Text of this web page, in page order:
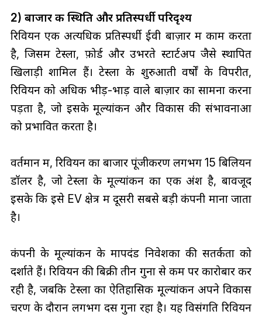
2) बाजार की स्थिति और प्रतिस्पर्धी परिदृश्य
रिवियन एक अत्यधिक प्रतिस्पर्धी ईवी बाज़ार में काम करता
है, जिसमें टेस्ला, फ़ोर्ड और उभरते स्टार्टअप जैसे स्थापित
खिलाड़ी शामिल हैं। टेस्ला के शुरुआती वर्षों के विपरीत,
रिवियन को अधिक भीड़-भाड़ वाले बाज़ार का सामना करना
पड़ता है, जो इसके मूल्यांकन और विकास की संभावनाओं
को प्रभावित करता है।
वर्तमान में, रिवियन का बाजार पूंजीकरण लगभग 15 बिलियन
डॉलर है, जो टेस्ला के मूल्यांकन का एक अंश है, बावजूद
इसके कि इसे EV क्षेत्र में दूसरी सबसे बड़ी कंपनी माना जाता
है।
कंपनी के मूल्यांकन के मापदंड निवेशकों की सतर्कता को
दर्शाते हैं। रिवियन की बिक्री तीन गुना से कम पर कारोबार कर
रही है, जबकि टेस्ला का ऐतिहासिक मूल्यांकन अपने विकास
चरण के दौरान लगभग दस गुना रहा है। यह विसंगति रिवियन